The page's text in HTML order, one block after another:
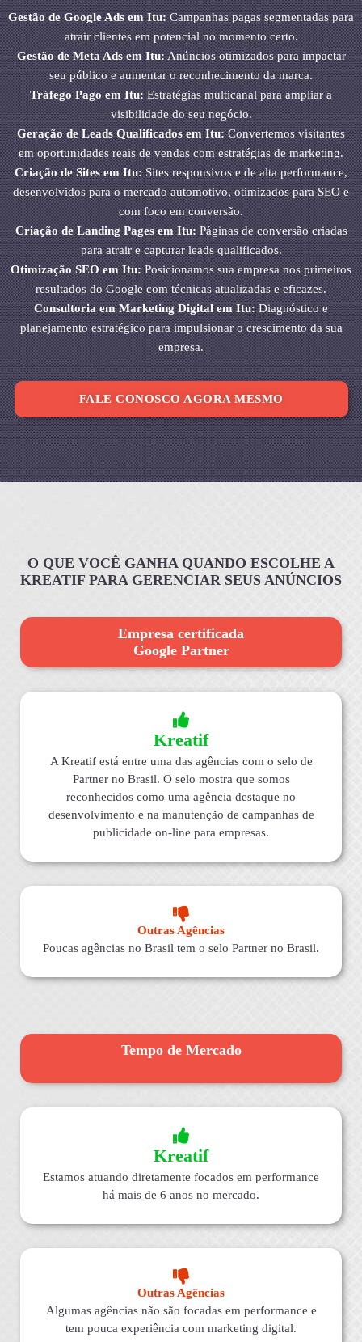
Gestão de Google Ads em Itu:Campanhas pagas segmentadas para
atrair clientes em potencial no momento certo.
Gestão de Meta Ads em Itu:Anúncios otimizados para impactar
seu público e aumentar o reconhecimento da marca.
Tráfego Pago em Itu: Estratégias multicanal para ampliar a
visibilidade do seu negócio.
Geração de Leads Qualificados em Itu:Convertemos visitantes
em oportunidades reais de vendas com estratégias de marketing.
Criação de Sites em Itu:Sites responsivos e de alta performance,
desenvolvidos para o mercado automotivo, otimizados para SEO e
com foco em conversão.
Criação de Landing Pages em Itu: Páginas de conversão criadas
para atrair e capturar leads qualificados.
Otimização SEO em Itu:Posicionamos sua empresa nos primeiros
resultados do Google com técnicas atualizadas e eficazes.
Consultoria em Marketing Digital em Itu:Diagnóstico e
planejamento estratégico para impulsionar o crescimento da sua
empresa.
FALE CONOSCO AGORA MESMO
O QUE VOCÊ GANHA QUANDO ESCOLHE A
KREATIF PARA GERENCIAR SEUS ANÚNCIOS
Empresa certificada
Google Partner
Kreatif
A Kreatif está entre uma das agências com o selo de
Partner no Brasil. O selo mostra que somos
reconhecidos como uma agência destaque no
desenvolvimento e na manutenção de campanhas de
publicidade on-line para empresas.
Outras Agências
Poucas agências no Brasil tem o selo Partner no Brasil.
Tempo de Mercado
Kreatif
Estamos atuando diretamente focados em performance
há mais de 6 anos no mercado.
Outras Agências
Algumas agências não são focadas em performance e
tem pouca experiência com marketing digital.